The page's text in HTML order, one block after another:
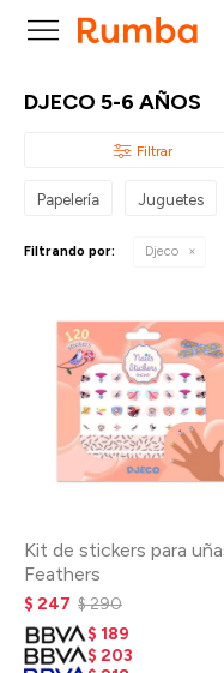

DJECO 5-6 AÑOS
Papelería Juguetes
Filtrando por: Djeco
Kit de stickers para
Feathers
$ 247 $290
$ 189
$ 203